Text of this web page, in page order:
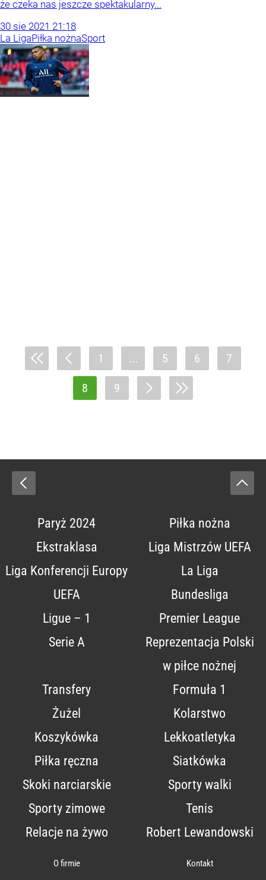
że czeka nas jeszcze spektakularny...
30 sie 2021 21:18
La LigaPiłka nożnaSport
1 ... 5 6 7
8 9
Paryż 2024
Piłka nożna
Ekstraklasa
Liga Mistrzów UEFA
Liga Konferencji Europy
UEFA
La Liga
Bundesliga
Ligue – 1
Premier League
Serie A
Reprezentacja Polski
w piłce nożnej
Transfery
Formuła 1
Żużel
Kolarstwo
Koszykówka
Lekkoatletyka
Piłka ręczna
Siatkówka
Skoki narciarskie
Sporty walki
Sporty zimowe
Tenis
Relacje na żywo
Robert Lewandowski
O firmie
Kontakt